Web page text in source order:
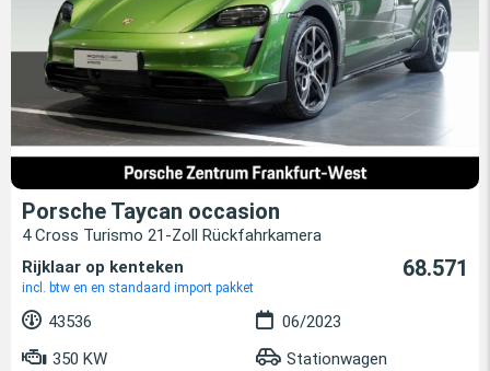
Porsche Taycan occasion
4 Cross Turismo 21-Zoll Rückfahrkamera
Rijklaar op kenteken
incl. btw en en standaard import pakket
68.571
43536
06/2023
350 KW
Stationwagen